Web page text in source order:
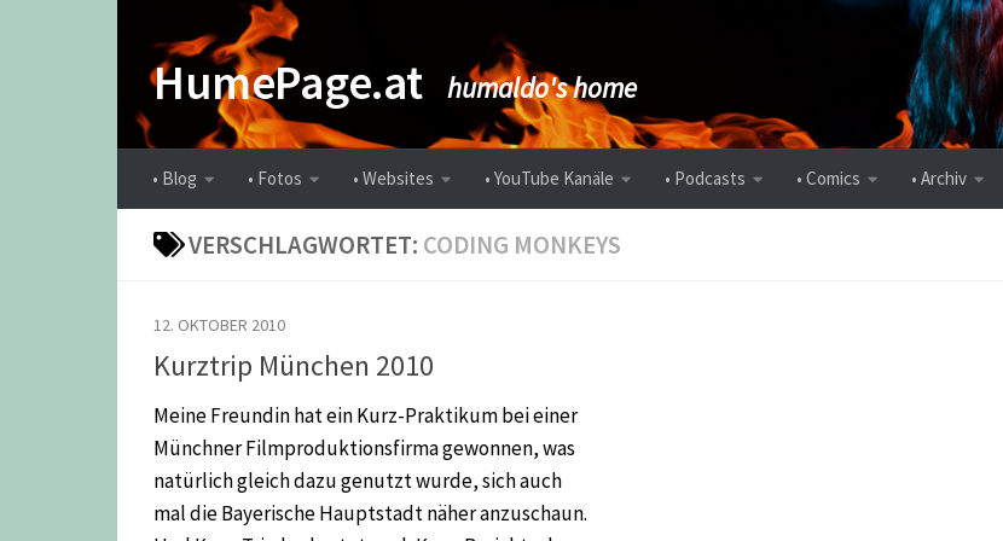
Zum Inhalt springen
HumePage.at humaldo's home
• Blog • Fotos • Websites • YouTube Kanäle • Podcasts • Comics • Archiv
VERSCHLAGWORTET: CODING MONKEYS
12. OKTOBER 2010
Kurztrip München 2010
Meine Freundin hat ein Kurz-Praktikum bei einer
Münchner Filmproduktionsfirma gewonnen, was
natürlich gleich dazu genutzt wurde, sich auch
mal die Bayerische Hauptstadt näher anzuschaun.